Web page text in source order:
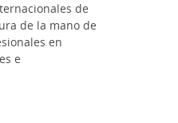
de
de la mano de
en
e